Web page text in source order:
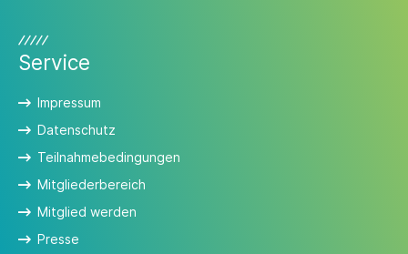
Service
Impressum
Datenschutz
Teilnahmebedingungen
Mitgliederbereich
Mitglied werden
Presse